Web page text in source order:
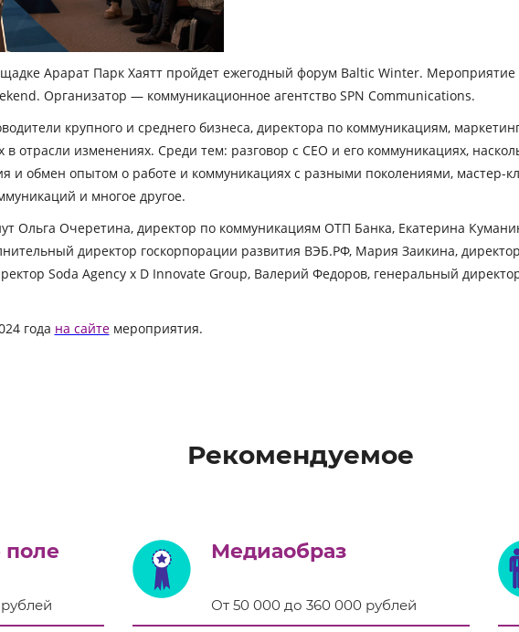
Арарат Парк Хаятт пройдет ежегодный форум Baltic Winter.
Организатор — коммуникационное агентство SPN Communications.
крупного и среднего бизнеса, директора по коммуникациям,
отрасли изменениях. Среди тем: разговор с CEO и его коммуникациях,
и обмен опытом о работе и коммуникациях с разными поколениями, мастер-
и многое другое.
Ольга Очеретина, директор по коммуникациям ОТП Банка, Екатерина
директор госкорпорации развития ВЭБ.РФ, Мария Заикина,
Soda Agency x D Innovate Group, Валерий Федоров, генеральный
года на сайтемероприятия.
Рекомендуемое
поле Медиаобраз
От 50 000 до 360 000 рублей